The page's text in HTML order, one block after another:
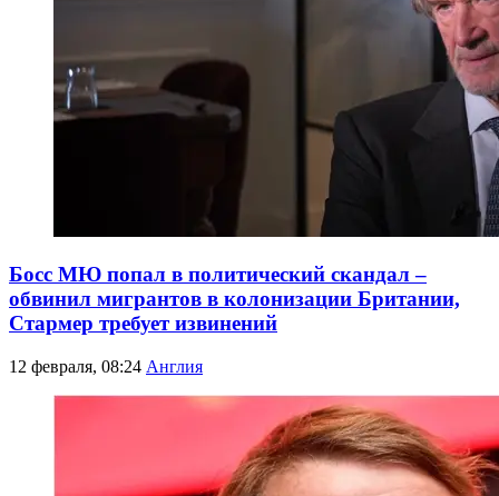
Босс МЮ попал в политический скандал –
обвинил мигрантов в колонизации Британии,
Стармер требует извинений
12 февраля, 08:24 Англия